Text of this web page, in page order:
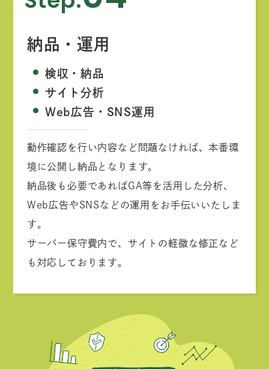
納品・運用
検収・納品
サイト分析
Web広告・SNS運用
動作確認を行い内容など問題なければ、本番環
境に公開し納品となります。
納品後も必要であればGA等を活用した分析、
Web広告やSNSなどの運用をお手伝いいたしま
す。
サーバー保守費内で、サイトの軽微な修正など
も対応しております。